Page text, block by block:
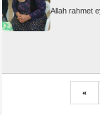
Allah rahmet
«